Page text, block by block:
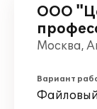
ООО
Москва,
Вариант
Файловый